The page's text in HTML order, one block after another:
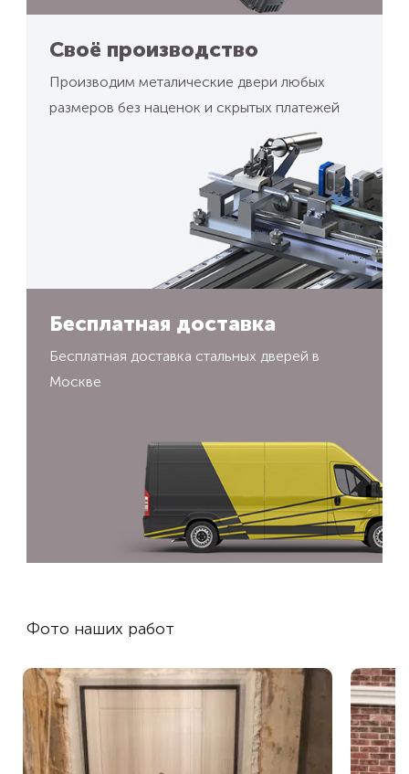
Своё производство
Производим металические двери любых
размеров без наценок и скрытых платежей
Бесплатная доставка
Бесплатная доставка стальных дверей в
Москве
Фото наших работ